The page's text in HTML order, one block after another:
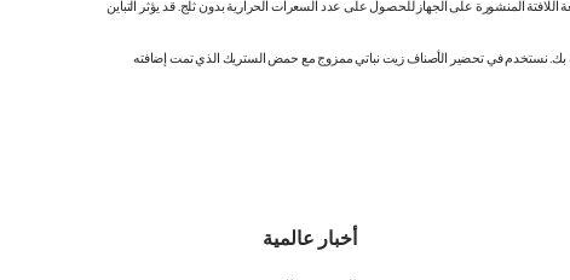
المنشورة على الجهاز للحصول على عدد السعرات الحرارية بدون ثلج. قد يؤثر التباين
بك. نستخدم في تحضير الأصناف زيت نباتي ممزوج مع حمض الستريك الذي تمت إضافته
أخبار عالمية